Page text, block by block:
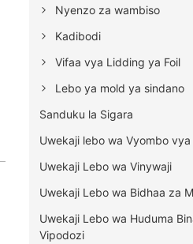
Nyenzo za wambiso
Kadibodi
Vifaa vya Lidding ya Foil
Lebo ya mold ya sindano
Sanduku la Sigara
Uwekaji lebo wa Vyombo vya
Uwekaji Lebo wa Vinywaji
Uwekaji Lebo wa Bidhaa za
Uwekaji Lebo wa Huduma
Vipodozi